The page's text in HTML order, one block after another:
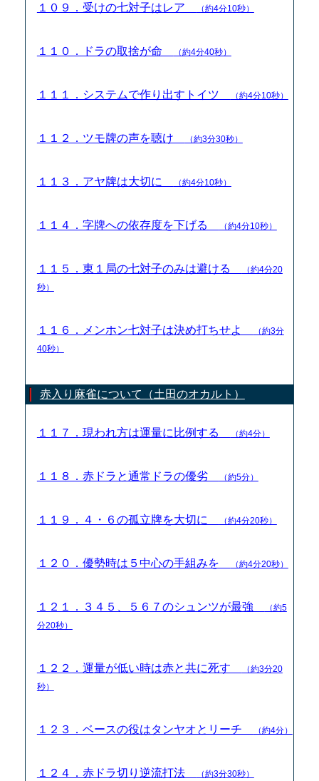
１０９．受けの七対子はレア （約4分10秒）
１１０．ドラの取捨が命 （約4分40秒）
１１１．システムで作り出すトイツ （約4分10秒）
１１２．ツモ牌の声を聴け （約3分30秒）
１１３．アヤ牌は大切に （約4分10秒）
１１４．字牌への依存度を下げる （約4分10秒）
１１５．東１局の七対子のみは避ける
（約4分20
秒）
１１６．メンホン七対子は決め打ちせよ
（約3分
40秒）
赤入り麻雀について（土田のオカルト）
１１７．現われ方は運量に比例する （約4分）
１１８．赤ドラと通常ドラの優劣 （約5分）
１１９．４・６の孤立牌を大切に （約4分20秒）
１２０．優勢時は５中心の手組みを （約4分20秒）
１２１．３４５、５６７のシュンツが最強
（約5
分20秒）
１２２．運量が低い時は赤と共に死す
（約3分20
秒）
１２３．ベースの役はタンヤオとリーチ （約4分）
１２４．赤ドラ切り逆流打法 （約3分30秒）